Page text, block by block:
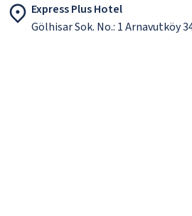
Express Plus Hotel
Gölhisar Sok. No.: 1 Arnavutköy